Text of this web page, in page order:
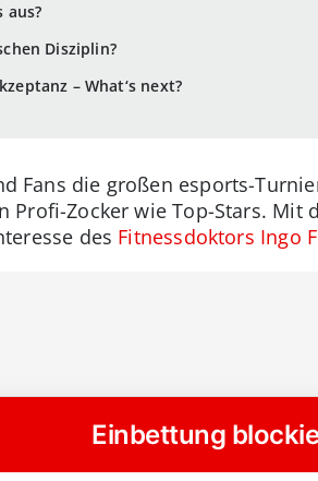
aus?
Disziplin?
– What‘s next?
Fans die großen esports-
Profi-Zocker wie Top-Stars.
des Fitnessdoktors Ingo